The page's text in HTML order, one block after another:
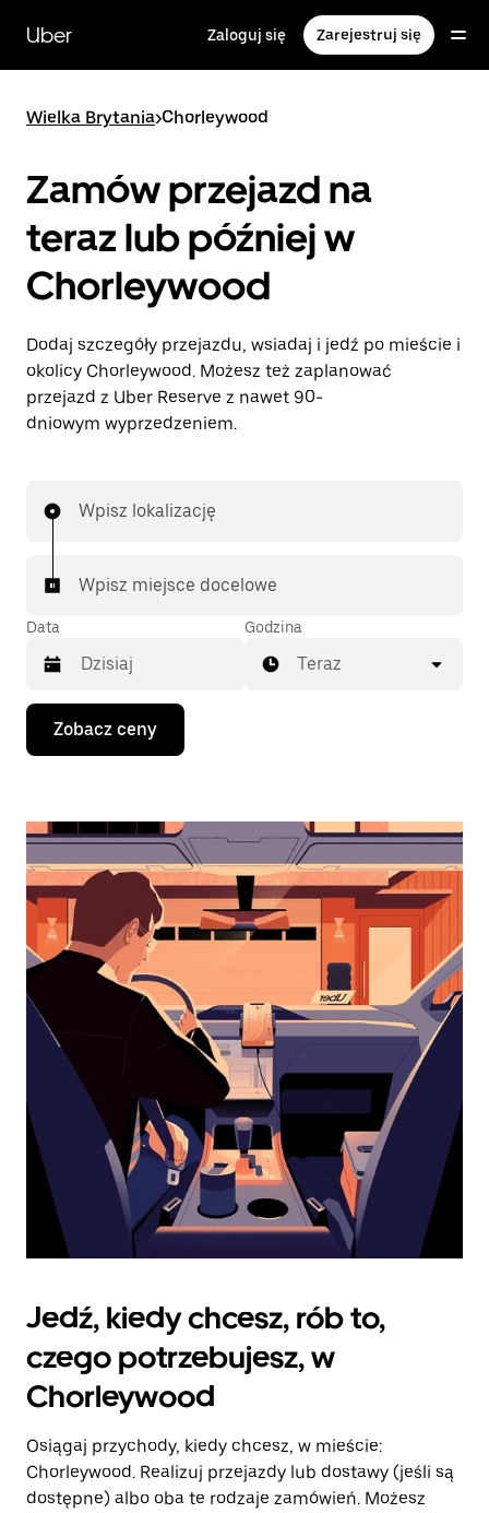
głównej
zawartości
Uber Zaloguj się Zarejestruj się
Wielka Brytania>Chorleywood
Zamów przejazd na
teraz lub później w
Chorleywood
Dodaj szczegóły przejazdu, wsiadaj i jedź po mieście i
okolicy Chorleywood. Możesz też zaplanować
przejazd z Uber Reserve z nawet 90-
dniowym wyprzedzeniem.
Wpisz lokalizację
Wpisz miejsce docelowe
Data
Naciśnij
klawisz
strzałki
do
i wybrać
datę.
Naciśnij
klawisz
„Escape”,
aby
zamknąć
kalendarz.
Godzina
Teraz
Zobacz ceny
Jedź, kiedy chcesz, rób to,
czego potrzebujesz, w
Chorleywood
Osiągaj przychody, kiedy chcesz, w mieście:
Chorleywood. Realizuj przejazdy lub dostawy (jeśli są
dostępne) albo oba te rodzaje zamówień. Możesz